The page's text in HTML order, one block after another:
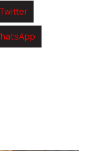
Twitter